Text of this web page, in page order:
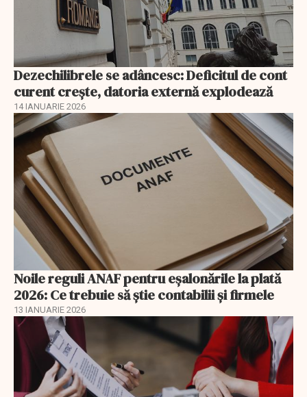
Dezechilibrele se adâncesc: Deficitul de cont
curent crește, datoria externă explodează
14 IANUARIE 2026
Noile reguli ANAF pentru eşalonările la plată
2026: Ce trebuie să știe contabilii și firmele
13 IANUARIE 2026